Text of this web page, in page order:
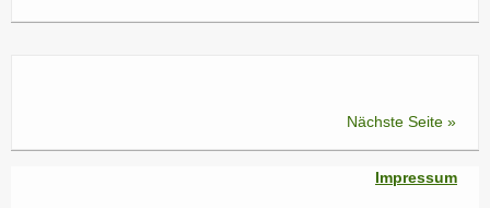
Nächste Seite »
Impressum